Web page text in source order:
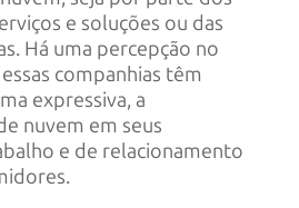
e soluções ou das
Há uma percepção no
companhias têm
expressiva, a
nuvem em seus
e de relacionamento